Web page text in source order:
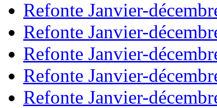
Refonte Janvier-
Refonte Janvier-
Refonte Janvier-
Refonte Janvier-
Refonte Janvier-